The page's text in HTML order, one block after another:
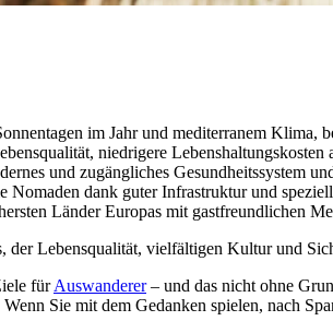
im Jahr und mediterranem
niedrigere
und zugängliches Gesundheitssystem
Nomaden dank guter Infrastruktur und
Länder Europas mit gastfreundlichen
der Lebensqualität, vielfältigen Kultur und
fürAuswanderer– und das nicht ohne
Sie mit dem Gedanken spielen, nach